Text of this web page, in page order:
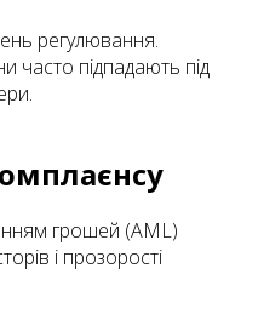
регулювання.
часто підпадають під
грошей (AML)
і прозорості